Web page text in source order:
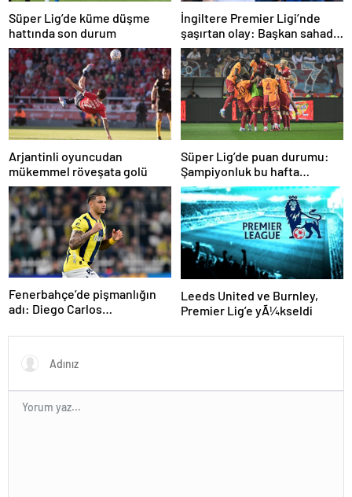
Süper Lig’de küme düşme
hattında son durum
İngiltere Premier Ligi’nde
şaşırtan olay: Başkan sahada
teknik direktörle tartıştı
Arjantinli oyuncudan
mükemmel röveşata golü
Süper Lig’de puan durumu:
Şampiyonluk bu hafta
netleşiyor…
Fenerbahçe’de pişmanlığın
adı: Diego Carlos…
Leeds United ve Burnley,
Premier Lig’e yÃ¼kseldi